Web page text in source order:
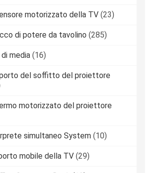
motorizzato della TV (23)
di potere da tavolino (285)
di media (16)
del soffitto del proiettore
motorizzato del proiettore
simultaneo System (10)
mobile della TV (29)